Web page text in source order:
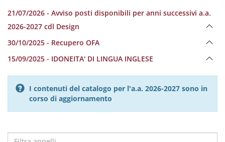
21/07/2026 - Avviso posti disponibili per anni successivi a.a.
2026-2027 cdl Design
30/10/2025 - Recupero OFA
15/09/2025 - IDONEITA' DI LINGUA INGLESE
I contenuti del catalogo per l'a.a. 2026-2027 sono in
corso di aggiornamento